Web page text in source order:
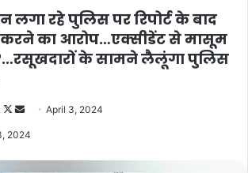
लगा रहे पुलिस पर रिपोर्ट के बाद
करने का आरोप…एक्सीडेंट से मासूम
के सामने लैलूंगा पुलिस
Follow
Send April 3, 2024
2024